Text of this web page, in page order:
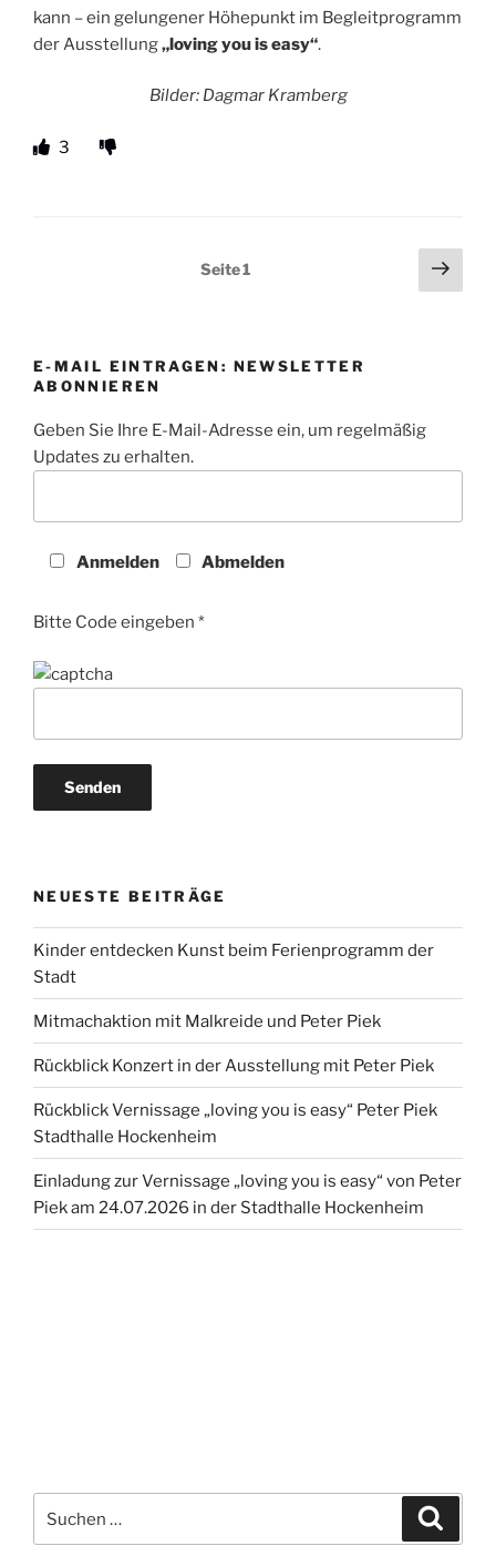
kann – ein gelungener Höhepunkt im Begleitprogramm
der Ausstellung„loving you is easy“.
Bilder: Dagmar Kramberg
3
Seitennummerierung
Seite1
E-MAIL EINTRAGEN: NEWSLETTER
ABONNIEREN
Geben Sie Ihre E-Mail-Adresse ein, um regelmäßig
Updates zu erhalten.
Anmelden Abmelden
Bitte Code eingeben *
NEUESTE BEITRÄGE
Kinder entdecken Kunst beim Ferienprogramm der
Stadt
Mitmachaktion mit Malkreide und Peter Piek
Rückblick Konzert in der Ausstellung mit Peter Piek
Rückblick Vernissage „loving you is easy“ Peter Piek
Stadthalle Hockenheim
Einladung zur Vernissage „loving you is easy“ von Peter
Piek am 24.07.2026 in der Stadthalle Hockenheim
nach: